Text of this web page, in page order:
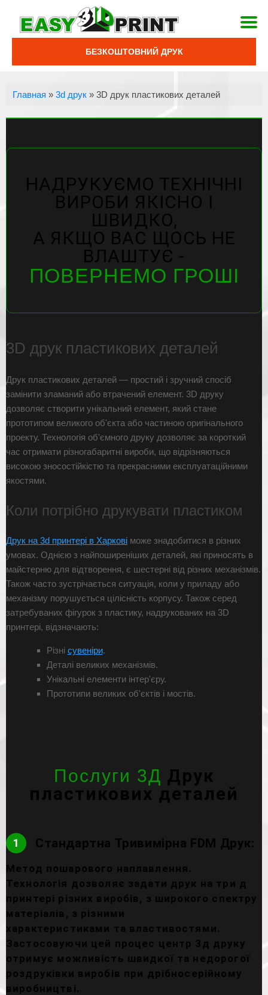
БЕЗКОШТОВНИЙ ДРУК
Главная »3d друк »3D друк пластикових деталей
НАДРУКУЄМО ТЕХНІЧНІ
ВИРОБИ ЯКІСНО І
ШВИДКО,
А ЯКЩО ВАС ЩОСЬ НЕ
ВЛАШТУЄ -
ПОВЕРНЕМО ГРОШІ
3D друк пластикових деталей
Друк пластикових деталей — простий і зручний спосіб
замінити зламаний або втрачений елемент. 3D друку
дозволяє створити унікальний елемент, який стане
прототипом великого об'єкта або частиною оригінального
проекту. Технологія об'ємного друку дозволяє за короткий
час отримати різногабаритні вироби, що відрізняються
високою зносостійкістю та прекрасними експлуатаційними
якостями.
Коли потрібно друкувати пластиком
Друк на 3d принтері в Харкові може знадобитися в різних
умовах. Однією з найпоширеніших деталей, які приносять в
майстерню для відтворення, є шестерні від різних механізмів.
Також часто зустрічається ситуація, коли у приладу або
механізму порушується цілісність корпусу. Також серед
затребуваних фігурок з пластику, надрукованих на 3D
принтері, відзначають:
Різні сувеніри.
Деталі великих механізмів.
Унікальні елементи інтер'єру.
Прототипи великих об'єктів і мостів.
Послуги 3Д Друк
пластикових деталей
1 Стандартна Тривимірна FDM Друк:
Метод пошарового наплавлення.
Технологія дозволяє задати друк на три д
принтері різних виробів, з широкого спектру
матеріалів, з різними
характеристиками та властивостями.
Застосовуючи цей процес центр 3д друку
отримує можливість швидкої та недорогої
роздруківки виробів при дрібносерійному
виробництві.